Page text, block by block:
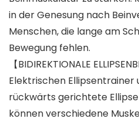
in der Genesung nach
Menschen, die lange am
Bewegung fehlen.
【BIDIREKTIONALE
Elektrischen
rückwärts gerichtete
können verschiedene